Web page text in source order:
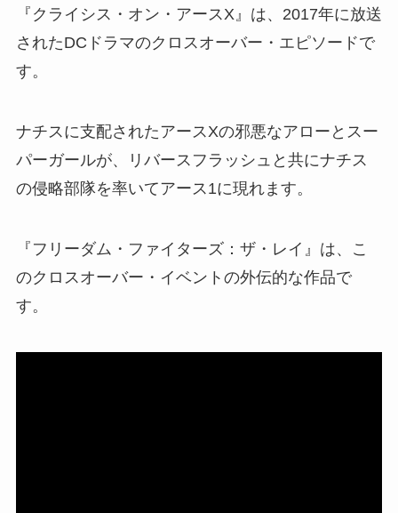
『クライシス・オン・アースX』は、2017年に放送
されたDCドラマのクロスオーバー・エピソードで
す。
ナチスに支配されたアースXの邪悪なアローとスー
パーガールが、リバースフラッシュと共にナチス
の侵略部隊を率いてアース1に現れます。
『フリーダム・ファイターズ：ザ・レイ』は、こ
のクロスオーバー・イベントの外伝的な作品で
す。